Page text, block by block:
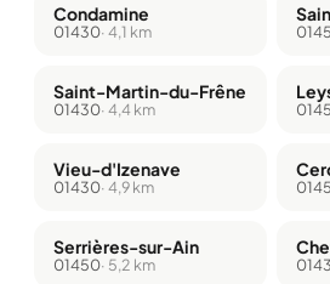
Condamine
01430· 4,1 km
Saint-Martin-du-Frêne
01430· 4,4 km
Vieu-d'Izenave
01430· 4,9 km
Serrières-sur-Ain
01450· 5,2 km